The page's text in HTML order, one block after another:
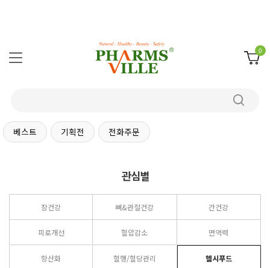
0
베스트 기획전 전화주문
관심별
장건강 뼈&관절건강 간건강
피로개선 혈압감소 면역력
항산화 혈행/혈당관리 헬시푸드